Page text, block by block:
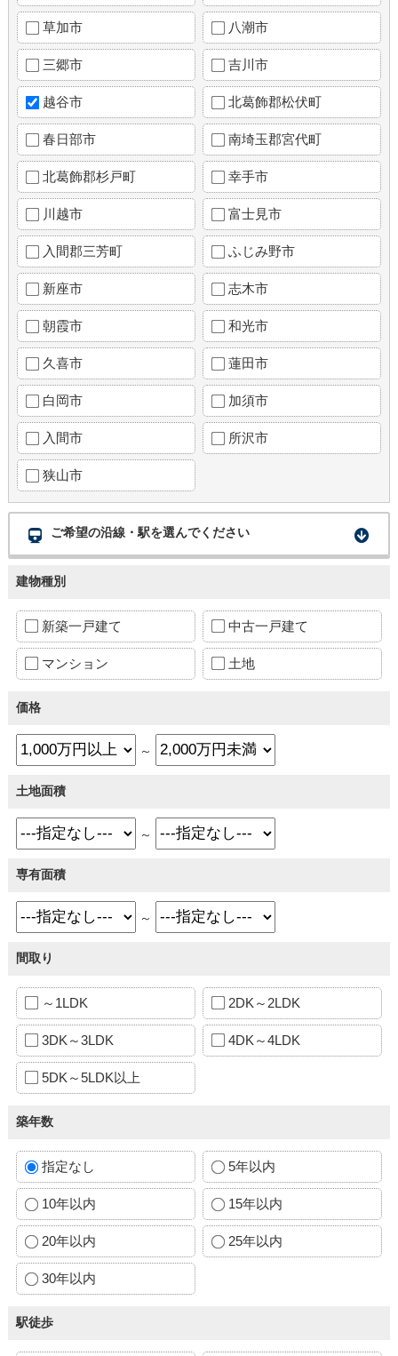
草加市 八潮市
三郷市 吉川市
越谷市 北葛飾郡松伏町
春日部市 南埼玉郡宮代町
北葛飾郡杉戸町 幸手市
川越市 富士見市
入間郡三芳町 ふじみ野市
新座市 志木市
朝霞市 和光市
久喜市 蓮田市
白岡市 加須市
入間市 所沢市
狭山市
ご希望の沿線・駅を選んでください
建物種別
新築一戸建て 中古一戸建て
マンション 土地
価格
～
土地面積
～
専有面積
～
間取り
～1LDK 2DK～2LDK
3DK～3LDK 4DK～4LDK
5DK～5LDK以上
築年数
指定なし 5年以内
10年以内 15年以内
20年以内 25年以内
30年以内
駅徒歩